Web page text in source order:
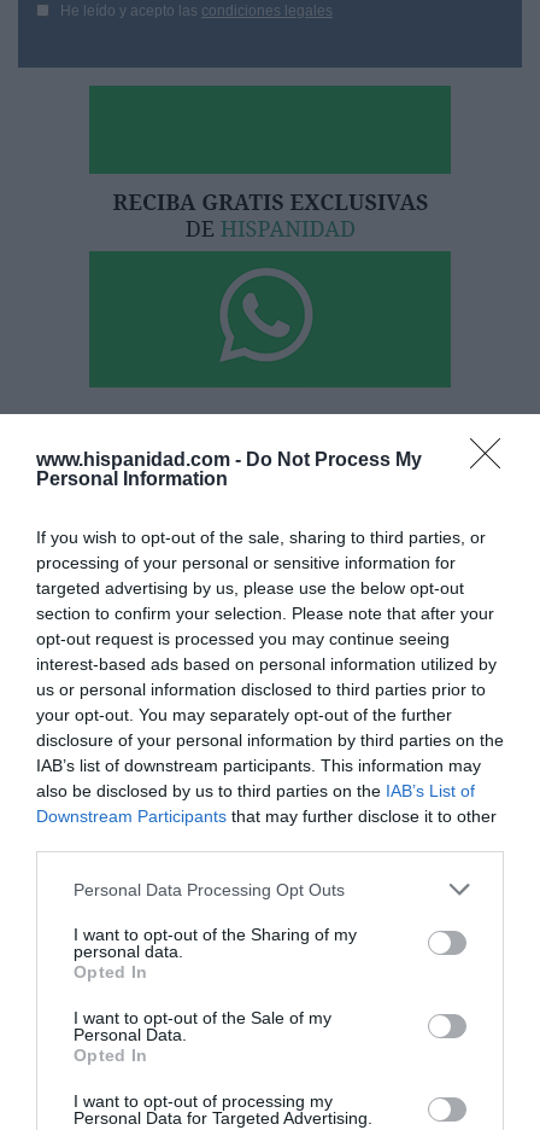
www.hispanidad.com - Do Not Process My
Personal Information
If you wish to opt-out of the sale, sharing to third parties, or
processing of your personal or sensitive information for
targeted advertising by us, please use the below opt-out
section to confirm your selection. Please note that after your
opt-out request is processed you may continue seeing
interest-based ads based on personal information utilized by
us or personal information disclosed to third parties prior to
your opt-out. You may separately opt-out of the further
disclosure of your personal information by third parties on the
IAB’s list of downstream participants. This information may
also be disclosed by us to third parties on the IAB’s List of
Downstream Participants that may further disclose it to other
Personal Data Processing Opt Outs
I want to opt-out of the Sharing of my
personal data.
Opted In
I want to opt-out of the Sale of my
Personal Data.
Opted In
I want to opt-out of processing my
Personal Data for Targeted Advertising.
He leído y acepto las condiciones legales
Hoy destacamos
ECONOMÍA
exige que le nombre CEO... y exhibe músculo
Eulogio López
ESPAÑA
Sánchez se levanta de la tumbona para
hacerse una foto haciendo como que trabaja
en la crisis de Ceuta
Redacción 07/08/26 14:10
ECONOMÍA
La ‘low cost’ británica easyJet pasará a manos
del peor fondo posible: Apollo... pero no
podrá hacerse con el control total
Dios es el señor de los eclipses
Fidel García
OPINIÓN
Nokia, Ericsson... Huawei: lo que importan
son las patentes
Eulogio López 07/08/26 12:58